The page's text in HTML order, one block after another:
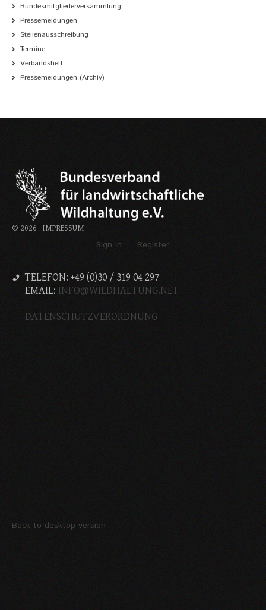
Bundesmitgliederversammlung
Pressemeldungen
Stellenausschreibung
Termine
Verbandsheft
Pressemeldungen (Archiv)
© 2026 IMPRESSUM
Sign in Register
TELEFON: +49 (0)30 / 319 04 297
EMAIL: INFO@WILDHALTUNG.NET
DATENSCHUTZVERORDNUNG
Back to desktop version